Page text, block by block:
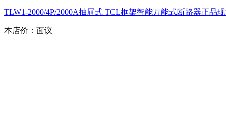
TLW1-2000/4P/2000A抽屉式 TCL框架智能万能式断路器正品
本店价： 面议